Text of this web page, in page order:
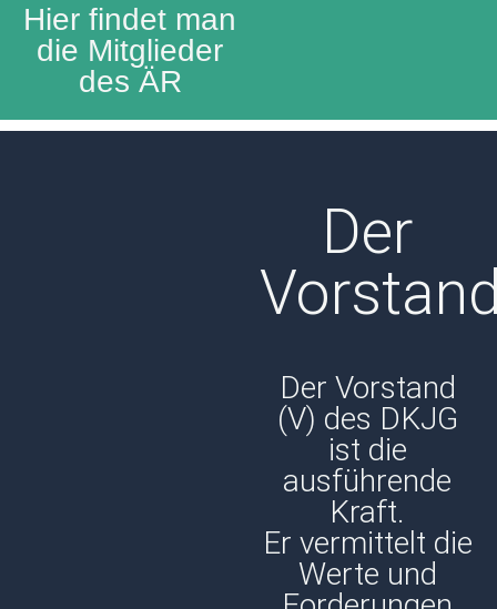
Hier findet man
die Mitglieder
des ÄR
Der
Der Vorstand
(V) des DKJG
ist die
ausführende
Kraft.
Er vermittelt die
Werte und